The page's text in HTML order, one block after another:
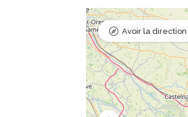
Avoir la direction